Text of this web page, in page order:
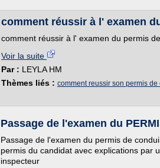
comment réussir à l' examen
comment réussir à l' examen du permis
Voir la suite
Par : LEYLA HM
Thèmes liés : comment reussir son permis de
Passage de l'examen du
Passage de l'examen du permis de
permis du candidat avec explications par
inspecteur